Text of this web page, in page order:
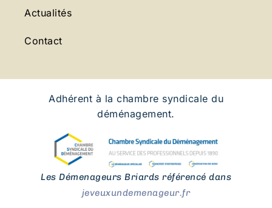
Actualités
Contact
Adhérent à la chambre syndicale du
déménagement.
Les Démenageurs Briards référencé dans
jeveuxundemenageur.fr